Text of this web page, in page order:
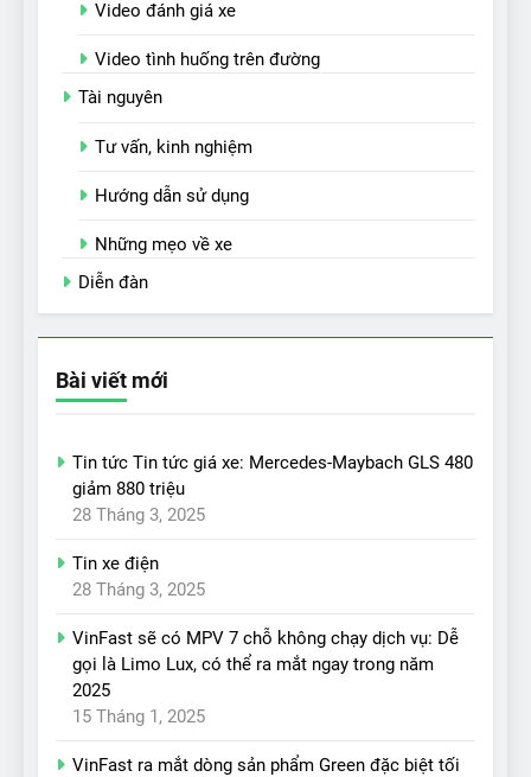
Video đánh giá xe
Video tình huống trên đường
Tài nguyên
Tư vấn, kinh nghiệm
Hướng dẫn sử dụng
Những mẹo về xe
Diễn đàn
Bài viết mới
Tin tức Tin tức giá xe: Mercedes-Maybach GLS 480
giảm 880 triệu
28 Tháng 3, 2025
Tin xe điện
28 Tháng 3, 2025
VinFast sẽ có MPV 7 chỗ không chạy dịch vụ: Dễ
gọi là Limo Lux, có thể ra mắt ngay trong năm
2025
15 Tháng 1, 2025
VinFast ra mắt dòng sản phẩm Green đặc biệt tối